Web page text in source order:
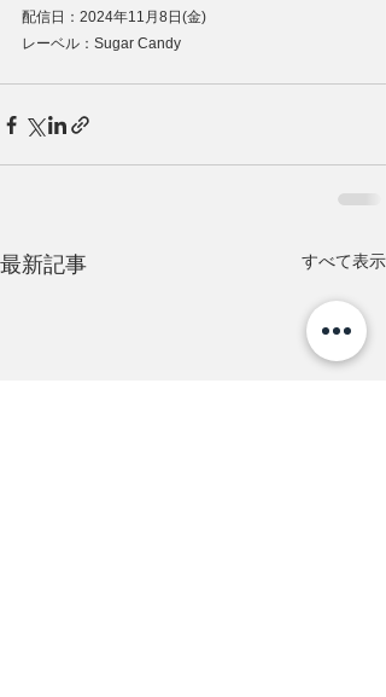
配信日：2024年11月8日(金)
レーベル：Sugar Candy
最新記事 すべて表示